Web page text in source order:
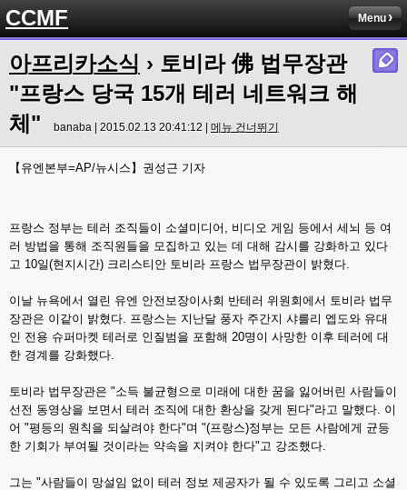
CCMF Menu
아프리카소식 › 토비라 佛 법무장관
"프랑스 당국 15개 테러 네트워크 해
체"
banaba | 2015.02.13 20:41:12 | 메뉴 건너뛰기
【유엔본부=AP/뉴시스】권성근 기자
프랑스 정부는 테러 조직들이 소셜미디어, 비디오 게임 등에서 세뇌 등 여
러 방법을 통해 조직원들을 모집하고 있는 데 대해 감시를 강화하고 있다
고 10일(현지시간) 크리스티안 토비라 프랑스 법무장관이 밝혔다.
이날 뉴욕에서 열린 유엔 안전보장이사회 반테러 위원회에서 토비라 법무
장관은 이같이 밝혔다. 프랑스는 지난달 풍자 주간지 샤를리 엡도와 유대
인 전용 슈퍼마켓 테러로 인질범을 포함해 20명이 사망한 이후 테러에 대
한 경계를 강화했다.
토비라 법무장관은 "소득 불균형으로 미래에 대한 꿈을 잃어버린 사람들이
선전 동영상을 보면서 테러 조직에 대한 환상을 갖게 된다"라고 말했다. 이
어 "평등의 원칙을 되살려야 한다"며 "(프랑스)정부는 모든 사람에게 균등
한 기회가 부여될 것이라는 약속을 지켜야 한다"고 강조했다.
그는 "사람들이 망설임 없이 테러 정보 제공자가 될 수 있도록 그리고 소셜